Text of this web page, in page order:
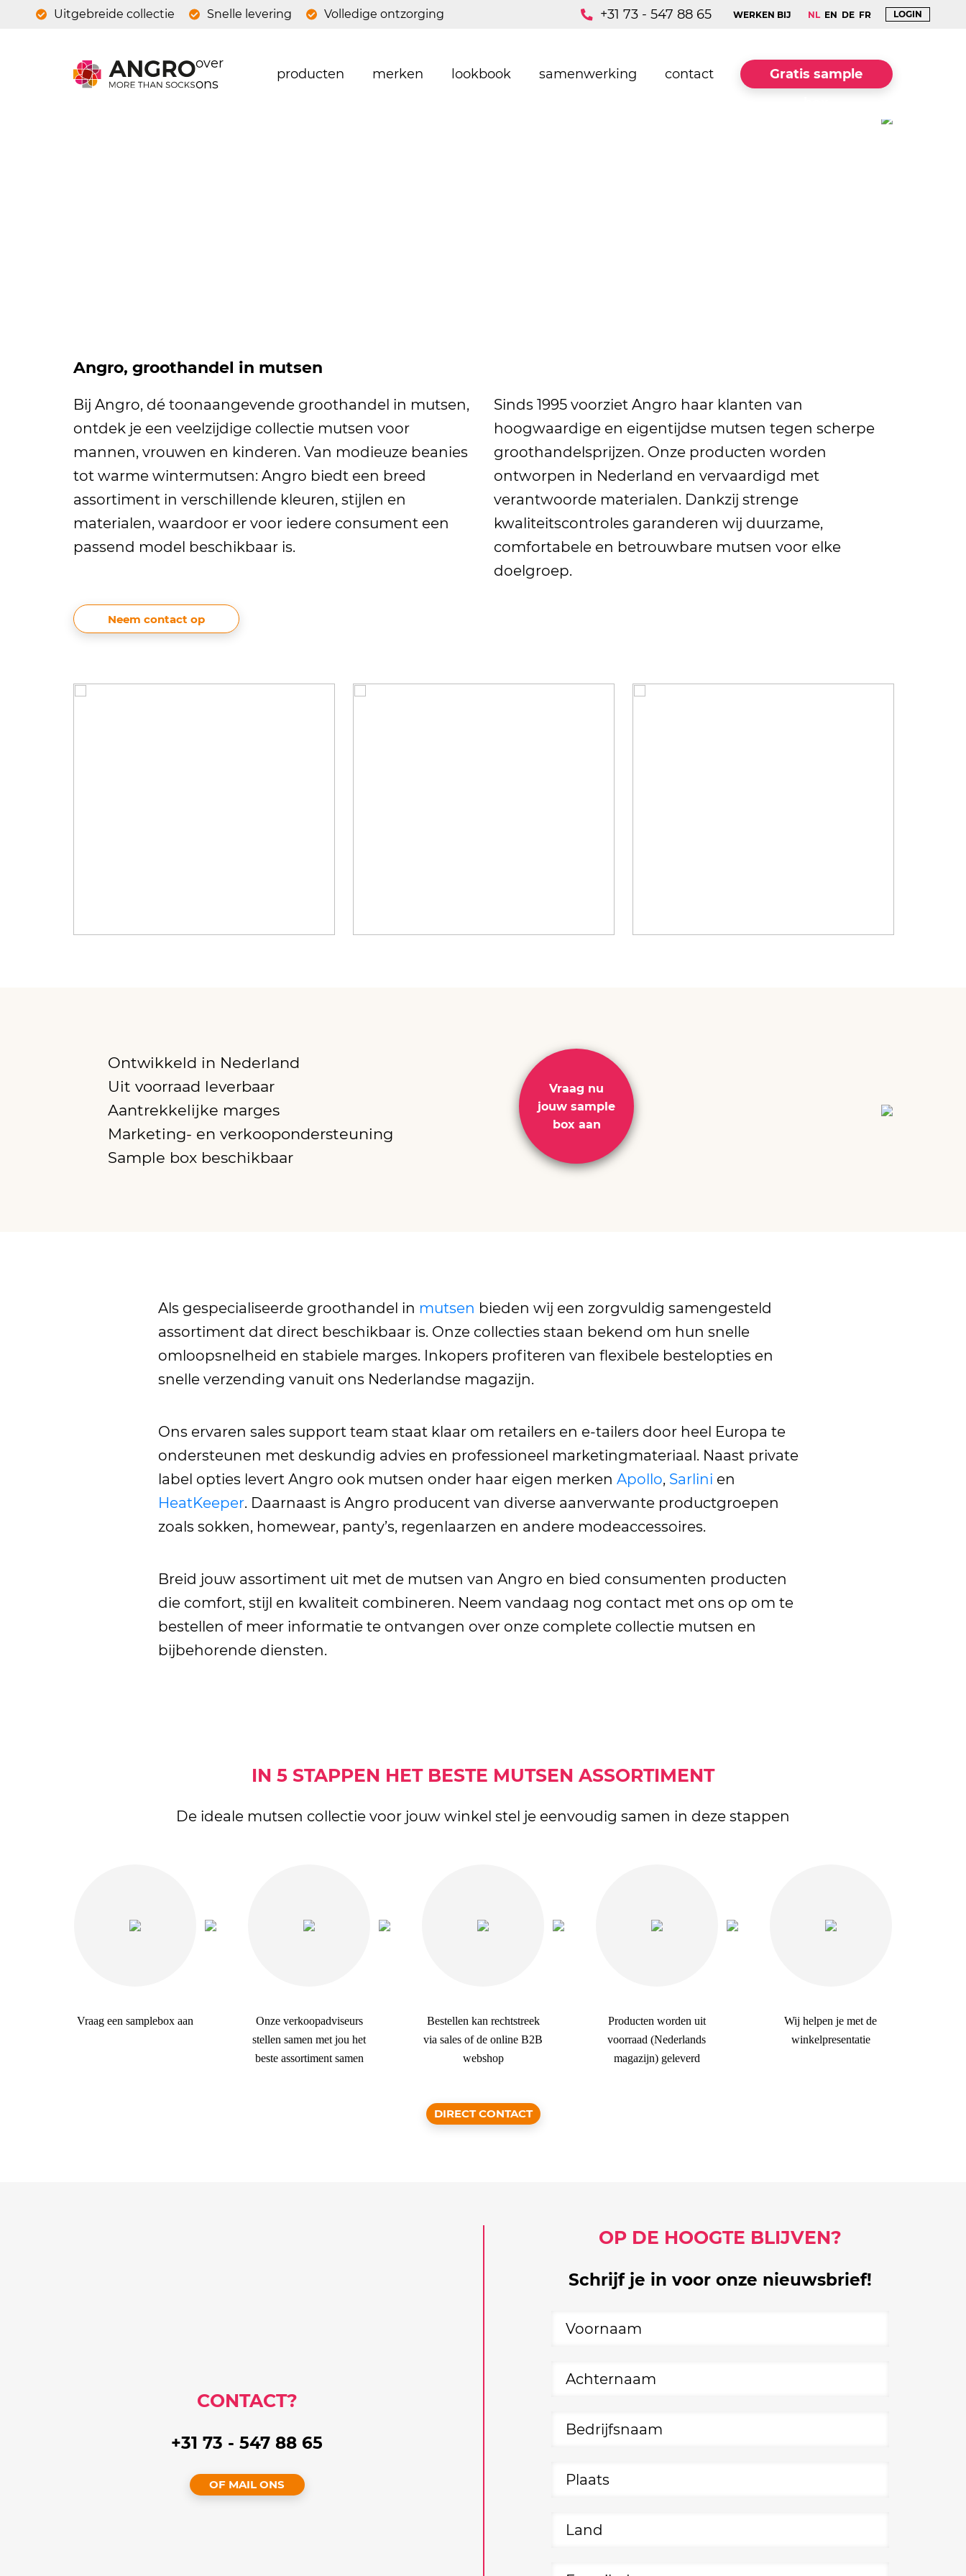
Uitgebreide collectie Snelle levering Volledige ontzorging +31 73 - 547 88 65 WERKEN BIJ NL EN DE FR LOGIN
over
ons
producten merken lookbook samenwerking contact
Gratis sample
Angro, groothandel in mutsen
Bij Angro, dé toonaangevende groothandel in mutsen,
ontdek je een veelzijdige collectie mutsen voor
mannen, vrouwen en kinderen. Van modieuze beanies
tot warme wintermutsen: Angro biedt een breed
assortiment in verschillende kleuren, stijlen en
materialen, waardoor er voor iedere consument een
passend model beschikbaar is.
Sinds 1995 voorziet Angro haar klanten van
hoogwaardige en eigentijdse mutsen tegen scherpe
groothandelsprijzen. Onze producten worden
ontworpen in Nederland en vervaardigd met
verantwoorde materialen. Dankzij strenge
kwaliteitscontroles garanderen wij duurzame,
comfortabele en betrouwbare mutsen voor elke
doelgroep.
Neem contact op
Ontwikkeld in Nederland
Uit voorraad leverbaar
Aantrekkelijke marges
Marketing- en verkoopondersteuning
Sample box beschikbaar
Vraag nu
jouw sample
box aan
Als gespecialiseerde groothandel in mutsen bieden wij een zorgvuldig samengesteld
assortiment dat direct beschikbaar is. Onze collecties staan bekend om hun snelle
omloopsnelheid en stabiele marges. Inkopers profiteren van flexibele bestelopties en
snelle verzending vanuit ons Nederlandse magazijn.
Ons ervaren sales support team staat klaar om retailers en e-tailers door heel Europa te
ondersteunen met deskundig advies en professioneel marketingmateriaal. Naast private
label opties levert Angro ook mutsen onder haar eigen merken Apollo, Sarlini en
HeatKeeper. Daarnaast is Angro producent van diverse aanverwante productgroepen
zoals sokken, homewear, panty’s, regenlaarzen en andere modeaccessoires.
Breid jouw assortiment uit met de mutsen van Angro en bied consumenten producten
die comfort, stijl en kwaliteit combineren. Neem vandaag nog contact met ons op om te
bestellen of meer informatie te ontvangen over onze complete collectie mutsen en
bijbehorende diensten.
IN 5 STAPPEN HET BESTE MUTSEN ASSORTIMENT
De ideale mutsen collectie voor jouw winkel stel je eenvoudig samen in deze stappen
Vraag een samplebox aan
Onze verkoopadviseurs
stellen samen met jou het
beste assortiment samen
Bestellen kan rechtstreek
via sales of de online B2B
webshop
Producten worden uit
voorraad (Nederlands
magazijn) geleverd
Wij helpen je met de
winkelpresentatie
DIRECT CONTACT
CONTACT?
+31 73 - 547 88 65
OF MAIL ONS
OP DE HOOGTE BLIJVEN?
Schrijf je in voor onze nieuwsbrief!